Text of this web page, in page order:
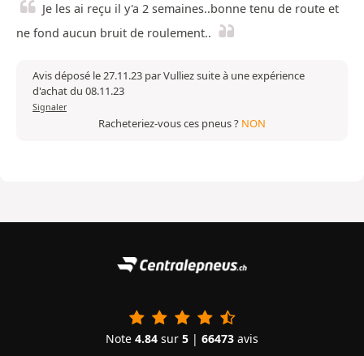
Je les ai reçu il y'a 2 semaines..bonne tenu de route et
ne fond aucun bruit de roulement..
Avis déposé le 27.11.23 par Vulliez suite à une expérience
d'achat du 08.11.23
Signaler
Racheteriez-vous ces pneus ? NON
Note 4.84 sur 5 | 66473 avis